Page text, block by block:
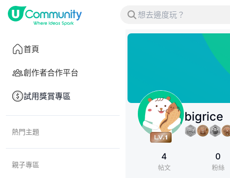
首頁
創作者合作平台
試用獎賞專區
熱門主題
親子專區
bigrice
4
帖文
0
粉絲